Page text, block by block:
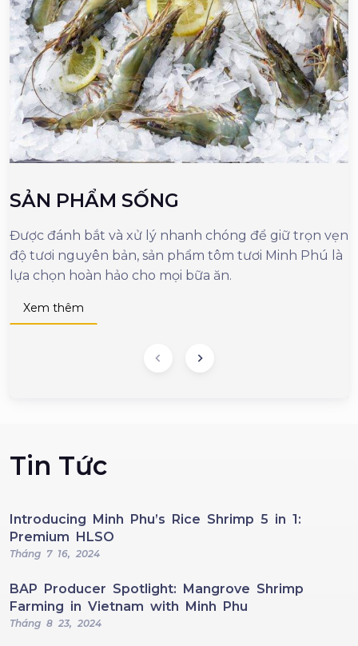
SẢN PHẨM SỐNG
Được đánh bắt và xử lý nhanh chóng để giữ trọn vẹn
độ tươi nguyên bản, sản phẩm tôm tươi Minh Phú là
lựa chọn hoàn hảo cho mọi bữa ăn.
Xem thêm
Tin Tức
Introducing Minh Phu’s Rice Shrimp 5 in 1:
Premium HLSO
Tháng 7 16, 2024
BAP Producer Spotlight: Mangrove Shrimp
Farming in Vietnam with Minh Phu
Tháng 8 23, 2024